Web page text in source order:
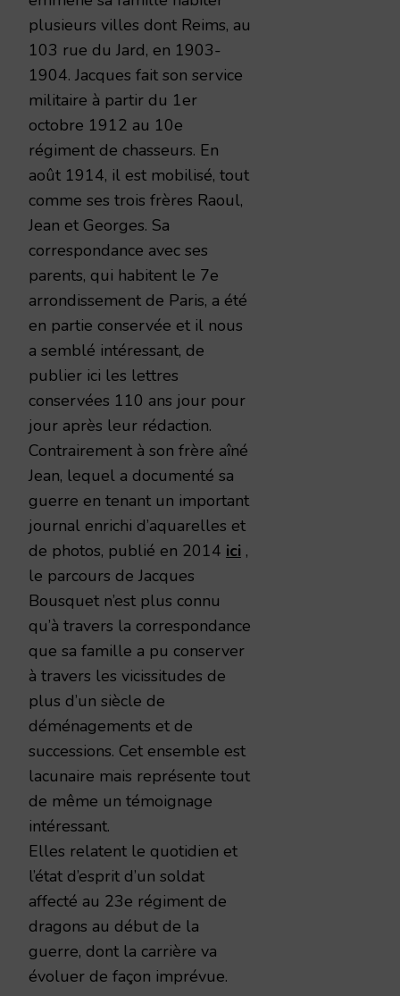
plusieurs villes dont Reims, au
103 rue du Jard, en 1903-
1904. Jacques fait son service
militaire à partir du 1er
octobre 1912 au 10e
régiment de chasseurs. En
août 1914, il est mobilisé, tout
comme ses trois frères Raoul,
Jean et Georges. Sa
correspondance avec ses
parents, qui habitent le 7e
arrondissement de Paris, a été
en partie conservée et il nous
a semblé intéressant, de
publier ici les lettres
conservées 110 ans jour pour
jour après leur rédaction.
Contrairement à son frère aîné
Jean, lequel a documenté sa
guerre en tenant un important
journal enrichi d’aquarelles et
de photos, publié en 2014 ici ,
le parcours de Jacques
Bousquet n’est plus connu
qu’à travers la correspondance
que sa famille a pu conserver
à travers les vicissitudes de
plus d’un siècle de
déménagements et de
successions. Cet ensemble est
lacunaire mais représente tout
de même un témoignage
intéressant.
Elles relatent le quotidien et
l’état d’esprit d’un soldat
affecté au 23e régiment de
dragons au début de la
guerre, dont la carrière va
évoluer de façon imprévue.